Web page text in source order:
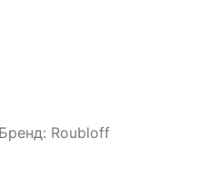
Бренд: Roubloff